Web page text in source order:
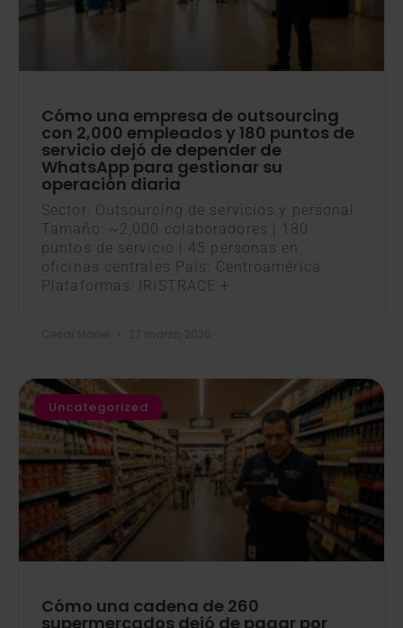
Cómo una empresa de outsourcing
con 2,000 empleados y 180 puntos de
servicio dejó de depender de
WhatsApp para gestionar su
operación diaria
Sector: Outsourcing de servicios y personal
Tamaño: ~2,000 colaboradores | 180
puntos de servicio | 45 personas en
oficinas centrales País: Centroamérica
Plataformas: IRISTRACE +
Uncategorized
Cómo una cadena de 260
supermercados dejó de pagar por